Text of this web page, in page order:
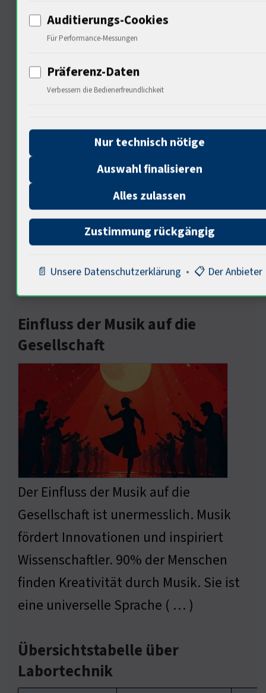
Diese Mittel sind entscheidend für
Innovationen. Ein Beispiel ist die
Förderung von nachhaltigen
Technologien. Wie wird sich die
Musikbranche durch technologische
Einfluss der Musik auf die
Gesellschaft
Der Einfluss der Musik auf die
Gesellschaft ist unermesslich. Musik
fördert Innovationen und inspiriert
Wissenschaftler. 90% der Menschen
finden Kreativität durch Musik. Sie ist
eine universelle Sprache ( … )
Übersichtstabelle über
Labortechnik
Auditierungs-Cookies
Für Performance-Messungen
Präferenz-Daten
Verbessern die Bedienerfreundlichkeit
Nur technisch nötige
Auswahl finalisieren
Alles zulassen
Zustimmung rückgängig
📄 Unsere Datenschutzerklärung • 📋 Der Anbieter